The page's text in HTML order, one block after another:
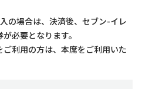
の場合は、決済後、セブン-イレ
必要となります。
ご利用の方は、本席をご利用いた